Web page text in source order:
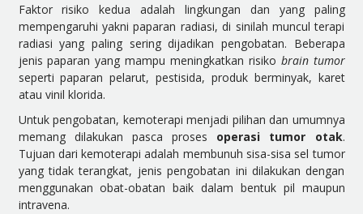
Faktor risiko kedua adalah lingkungan dan yang paling
mempengaruhi yakni paparan radiasi, di sinilah muncul terapi
radiasi yang paling sering dijadikan pengobatan. Beberapa
jenis paparan yang mampu meningkatkan risiko brain tumor
seperti paparan pelarut, pestisida, produk berminyak, karet
atau vinil klorida.
Untuk pengobatan, kemoterapi menjadi pilihan dan umumnya
memang dilakukan pasca proses operasi tumor otak.
Tujuan dari kemoterapi adalah membunuh sisa-sisa sel tumor
yang tidak terangkat, jenis pengobatan ini dilakukan dengan
menggunakan obat-obatan baik dalam bentuk pil maupun
intravena.